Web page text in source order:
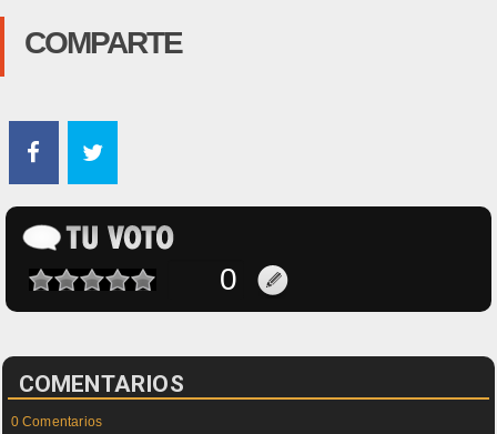
COMPARTE
COMENTARIOS
0 Comentarios